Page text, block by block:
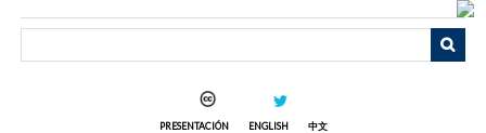
PRESENTACIÓN ENGLISH
中文